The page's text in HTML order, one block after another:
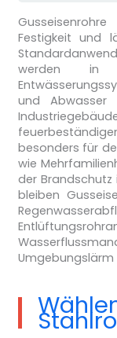
Festigkeit und
werden in
und Abwasser
besonders für
wie
der
bleiben
Umgebungslärm